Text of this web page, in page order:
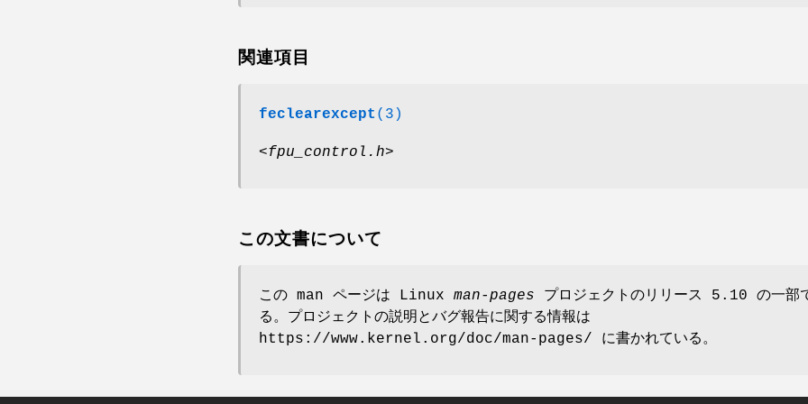
関連項目
feclearexcept (3)
<fpu_control.h>
この文書について
この man ページは Linux man-pages プロジェクトのリリース 5.10 の一部
る。プロジェクトの説明とバグ報告に関する情報は
https://www.kernel.org/doc/man-pages/ に書かれている。